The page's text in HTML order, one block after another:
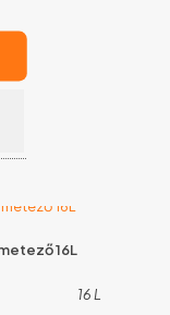
16L
16 L